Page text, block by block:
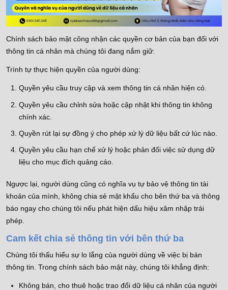
Chính sách bảo mật công nhận các quyền cơ bản của bạn đối với
thông tin cá nhân mà chúng tôi đang nắm giữ:
Trình tự thực hiện quyền của người dùng:
Quyền yêu cầu truy cập và xem thông tin cá nhân hiện có.
Quyền yêu cầu chỉnh sửa hoặc cập nhật khi thông tin không
chính xác.
Quyền rút lại sự đồng ý cho phép xử lý dữ liệu bất cứ lúc nào.
Quyền yêu cầu hạn chế xử lý hoặc phản đối việc sử dụng dữ
liệu cho mục đích quảng cáo.
Ngược lại, người dùng cũng có nghĩa vụ tự bảo vệ thông tin tài
khoản của mình, không chia sẻ mật khẩu cho bên thứ ba và thông
báo ngay cho chúng tôi nếu phát hiện dấu hiệu xâm nhập trái
phép.
Cam kết chia sẻ thông tin với bên thứ ba
Chúng tôi thấu hiểu sự lo lắng của người dùng về việc bị bán
thông tin. Trong chính sách bảo mật này, chúng tôi khẳng định:
Không bán, cho thuê hoặc trao đổi dữ liệu cá nhân của người